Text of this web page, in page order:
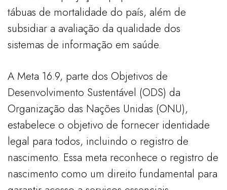
tábuas de mortalidade do país, além de
subsidiar a avaliação da qualidade dos
sistemas de informação em saúde.
A Meta 16.9, parte dos Objetivos de
Desenvolvimento Sustentável (ODS) da
Organização das Nações Unidas (ONU),
estabelece o objetivo de fornecer identidade
legal para todos, incluindo o registro de
nascimento. Essa meta reconhece o registro de
nascimento como um direito fundamental para